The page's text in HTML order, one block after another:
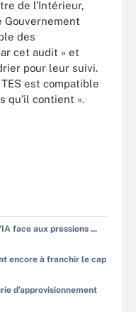
de l’Intérieur,
Gouvernement
des
cet audit » et
pour leur suivi.
est compatible
qu’il contient ».
face aux pressions ...
encore à franchir le cap
d’approvisionnement